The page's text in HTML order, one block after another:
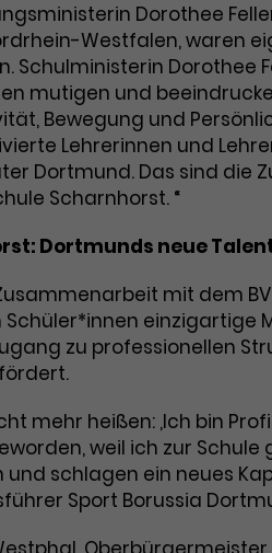
Dorothee
Westfalen, waren
Schulministerin Dorothee
mutigen und
Bewegung und
Lehrerinnen und
Dortmund. Das sind die
Scharnhorst. “
Dortmunds neue
mit dem
einzigartige
zu professionellen
mehr heißen: ,Ich bin
weil ich zur
schlagen ein neues
Sport Borussia